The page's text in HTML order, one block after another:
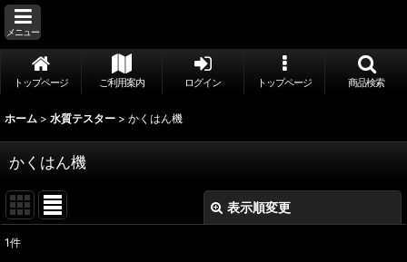
メニュー
トップページ ご利用案内 ログイン トップページ 商品検索
ホーム > 水質テスター > かくはん機
かくはん機
表示順変更
1件